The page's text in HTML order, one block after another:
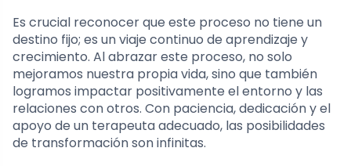
Es crucial reconocer que este proceso no tiene un
destino fijo; es un viaje continuo de aprendizaje y
crecimiento. Al abrazar este proceso, no solo
mejoramos nuestra propia vida, sino que también
logramos impactar positivamente el entorno y las
relaciones con otros. Con paciencia, dedicación y el
apoyo de un terapeuta adecuado, las posibilidades
de transformación son infinitas.